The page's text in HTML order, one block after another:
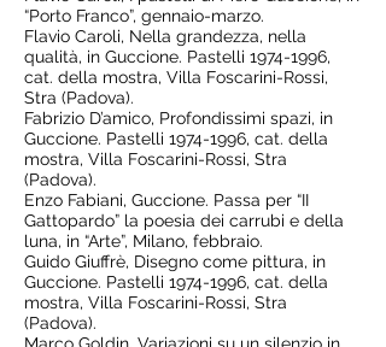
“Porto Franco”, gennaio-marzo.
Flavio Caroli, Nella grandezza, nella
qualità, in Guccione. Pastelli 1974-1996,
cat. della mostra, Villa Foscarini-Rossi,
Stra (Padova).
Fabrizio D’amico, Profondissimi spazi, in
Guccione. Pastelli 1974-1996, cat. della
mostra, Villa Foscarini-Rossi, Stra
(Padova).
Enzo Fabiani, Guccione. Passa per “II
Gattopardo” la poesia dei carrubi e della
luna, in “Arte”, Milano, febbraio.
Guido Giuffrè, Disegno come pittura, in
Guccione. Pastelli 1974-1996, cat. della
mostra, Villa Foscarini-Rossi, Stra
(Padova).
Marco Goldin, Variazioni su un silenzio in